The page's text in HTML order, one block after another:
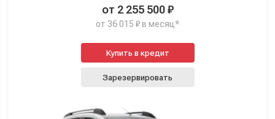
от 2 255 500 ₽
от 36 015 ₽ в месяц*
Купить в кредит
Зарезервировать